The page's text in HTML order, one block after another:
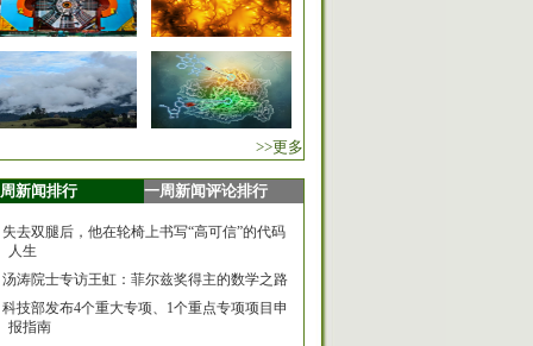
>>更多
新闻排行 一周新闻评论排行
失去双腿后，他在轮椅上书写“高可信”的代码
人生
汤涛院士专访王虹：菲尔兹奖得主的数学之路
科技部发布4个重大专项、1个重点专项项目申
报指南